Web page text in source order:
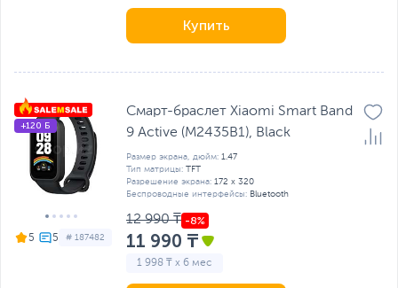
Купить
5 # 187482
+120 Б
Смарт-браслет Xiaomi Smart Band
9 Active (M2435B1), Black
Размер экрана, дюйм: 1.47
Тип матрицы: TFT
Разрешение экрана: 172 x 320
Беспроводные интерфейсы: Bluetooth
12 990 ₸
11 990 ₸
1 998 ₸ x 6 мес